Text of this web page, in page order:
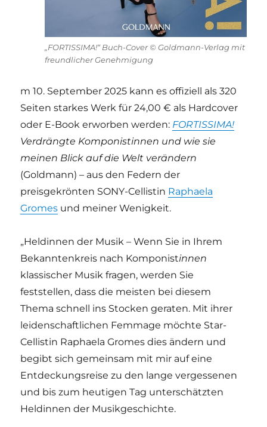
„FORTISSIMA!“ Buch-Cover © Goldmann-Verlag mit
freundlicher Genehmigung
m 10. September 2025 kann es offiziell als 320
Seiten starkes Werk für 24,00 € als Hardcover
oder E-Book erworben werden: FORTISSIMA!
Verdrängte Komponistinnen und wie sie
meinen Blick auf die Welt verändern
(Goldmann) – aus den Federn der
preisgekrönten SONY-Cellistin Raphaela
Gromes und meiner Wenigkeit.
„Heldinnen der Musik – Wenn Sie in Ihrem
Bekanntenkreis nach Komponistinnen
klassischer Musik fragen, werden Sie
feststellen, dass die meisten bei diesem
Thema schnell ins Stocken geraten. Mit ihrer
leidenschaftlichen Femmage möchte Star-
Cellistin Raphaela Gromes dies ändern und
begibt sich gemeinsam mit mir auf eine
Entdeckungsreise zu den lange vergessenen
und bis zum heutigen Tag unterschätzten
Heldinnen der Musikgeschichte.